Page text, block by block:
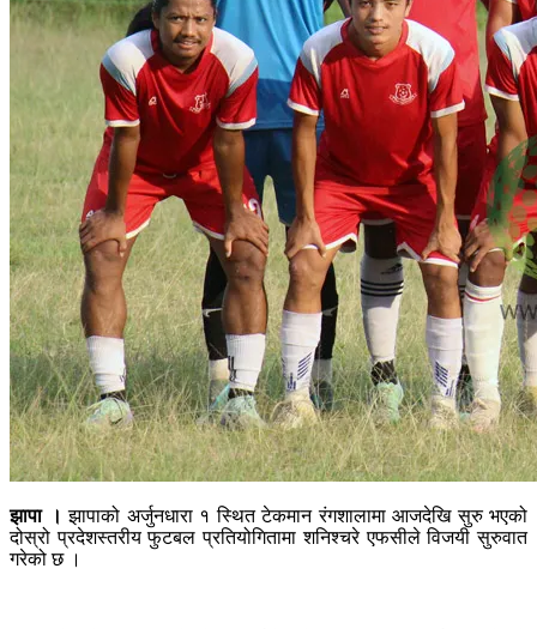
झापा । झापाको अर्जुनधारा १ स्थित टेकमान रंगशालामा आजदेखि सुरु भएको
दोस्रो प्रदेशस्तरीय फुटबल प्रतियोगितामा शनिश्चरे एफसीले विजयी सुरुवात
गरेको छ ।